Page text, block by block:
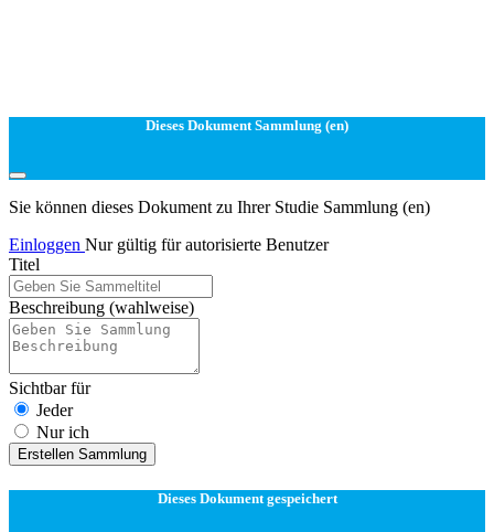
Dieses Dokument Sammlung (en)
Sie können dieses Dokument zu Ihrer Studie Sammlung (en)
Einloggen Nur gültig für autorisierte Benutzer
Titel
Beschreibung (wahlweise)
Sichtbar für
Jeder
Nur ich
Erstellen Sammlung
Dieses Dokument gespeichert